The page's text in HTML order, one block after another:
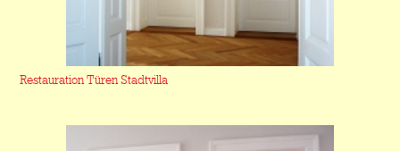
Restauration Türen Stadtvilla